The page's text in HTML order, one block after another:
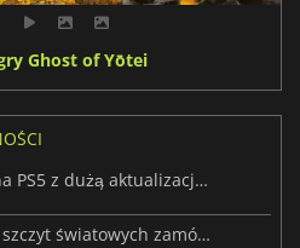
Ghost of Yōtei
Ghost of Yōtei debiutuje na PS5 z dużą aktualizacją Day-One
Ghost of Yotei pnie się na szczyt światowych zamówień przedpremierowych